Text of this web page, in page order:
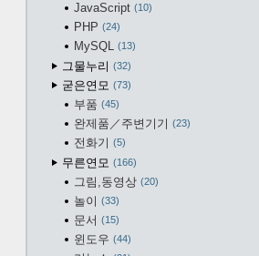
JavaScript 10
PHP 24
MySQL 13
그물누리 32
굳은연모 73
부품 45
완제품／주변기기 23
전화기 5
무른연모 166
그림,동영상 20
놀이 33
문서 15
윈도우 44